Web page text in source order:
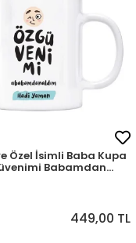
Özel İsimli Baba Kupa
Babamdan
449,00 TL